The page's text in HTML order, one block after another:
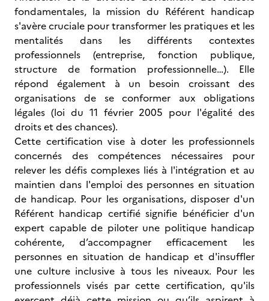
fondamentales, la mission du Référent handicap
s'avère cruciale pour transformer les pratiques et les
mentalités dans les différents contextes
professionnels (entreprise, fonction publique,
structure de formation professionnelle…). Elle
répond également à un besoin croissant des
organisations de se conformer aux obligations
légales (loi du 11 février 2005 pour l'égalité des
droits et des chances).
Cette certification vise à doter les professionnels
concernés des compétences nécessaires pour
relever les défis complexes liés à l'intégration et au
maintien dans l'emploi des personnes en situation
de handicap. Pour les organisations, disposer d'un
Référent handicap certifié signifie bénéficier d'un
expert capable de piloter une politique handicap
cohérente, d’accompagner efficacement les
personnes en situation de handicap et d'insuffler
une culture inclusive à tous les niveaux. Pour les
professionnels visés par cette certification, qu'ils